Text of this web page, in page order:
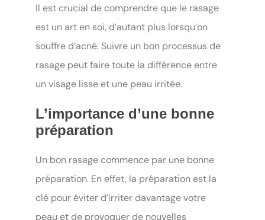
Il est crucial de comprendre que le rasage
est un art en soi, d’autant plus lorsqu’on
souffre d’acné. Suivre un bon processus de
rasage peut faire toute la différence entre
un visage lisse et une peau irritée.
L’importance d’une bonne
préparation
Un bon rasage commence par une bonne
préparation. En effet, la préparation est la
clé pour éviter d’irriter davantage votre
peau et de provoquer de nouvelles